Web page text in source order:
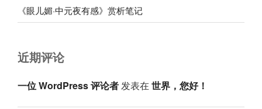
《眼儿媚·中元夜有感》赏析笔记
近期评论
一位 WordPress 评论者发表在 世界，您好！